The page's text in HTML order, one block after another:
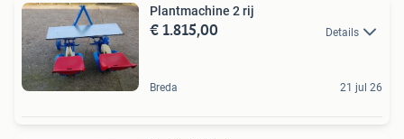
Plantmachine 2 rij
€ 1.815,00 Details
Breda 21 jul 26